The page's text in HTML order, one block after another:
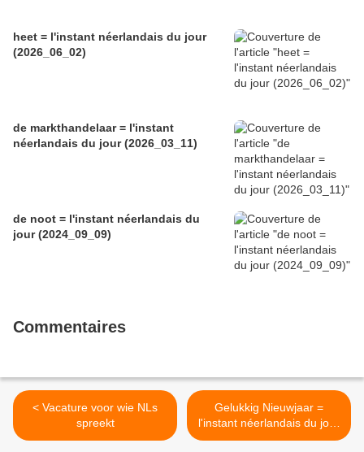
heet = l'instant néerlandais du jour
(2026_06_02)
de markthandelaar = l'instant
néerlandais du jour (2026_03_11)
de noot = l'instant néerlandais du
jour (2024_09_09)
Commentaires
< Vacature voor wie NLs
spreekt
Gelukkig Nieuwjaar =
l'instant néerlandais du jour
(2022_01_02) >